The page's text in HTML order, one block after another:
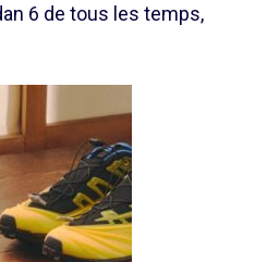
6 de tous les temps,